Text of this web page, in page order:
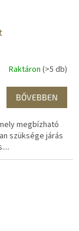
Raktáron (>5 db)
BŐVEBBEN
megbízható
szüksége járás